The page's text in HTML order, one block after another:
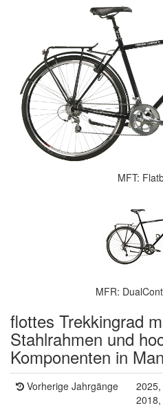
MFT:
MFR:
flottes Trekkingrad
Stahlrahmen und
Komponenten in
Vorherige Jahrgänge